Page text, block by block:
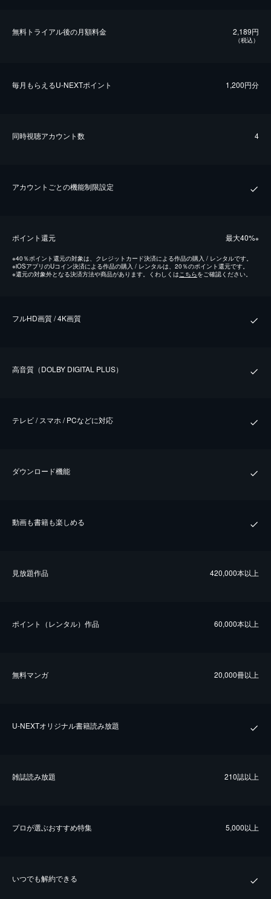
無料トライアル後の⽉額料金 2,189円
（税込）
毎⽉もらえるU-NEXTポイント 1,200円分
同時視聴アカウント数 4
アカウントごとの機能制限設定
ポイント還元 最⼤40%※
※40％ポイント還元の対象は、クレジットカード決済による作品の購入 / レンタルです。
※iOSアプリのUコイン決済による作品の購入 / レンタルは、20％のポイント還元です。
※還元の対象外となる決済方法や商品があります。くわしくはこちらをご確認ください。
フルHD画質 / 4K画質
⾼⾳質（DOLBY DIGITAL PLUS）
テレビ / スマホ / PCなどに対応
ダウンロード機能
動画も書籍も楽しめる
⾒放題作品 420,000本以上
ポイント（レンタル）作品 60,000本以上
無料マンガ 20,000冊以上
U-NEXTオリジナル書籍読み放題
雑誌読み放題 210誌以上
プロが選ぶおすすめ特集 5,000以上
いつでも解約できる